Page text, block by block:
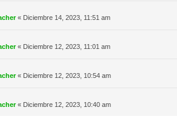
« Diciembre 14, 2023, 11:51 am
« Diciembre 12, 2023, 11:01 am
« Diciembre 12, 2023, 10:54 am
« Diciembre 12, 2023, 10:40 am